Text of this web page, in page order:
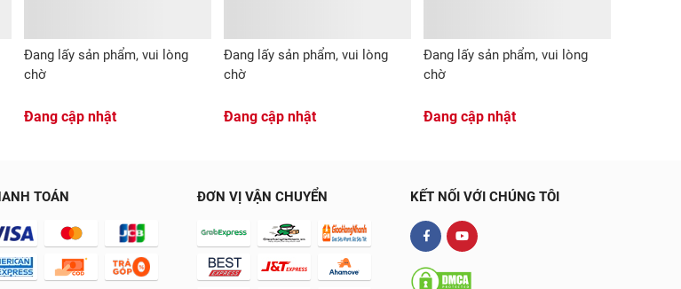
Đang lấy sản phẩm, vui lòng
chờ
Đang cập nhật
Đang lấy sản phẩm, vui lòng
chờ
Đang cập nhật
Đang lấy sản phẩm, vui lòng
chờ
Đang cập nhật
TOÁN ĐƠN VỊ VẬN CHUYỂN KẾT NỐI VỚI CHÚNG TÔI